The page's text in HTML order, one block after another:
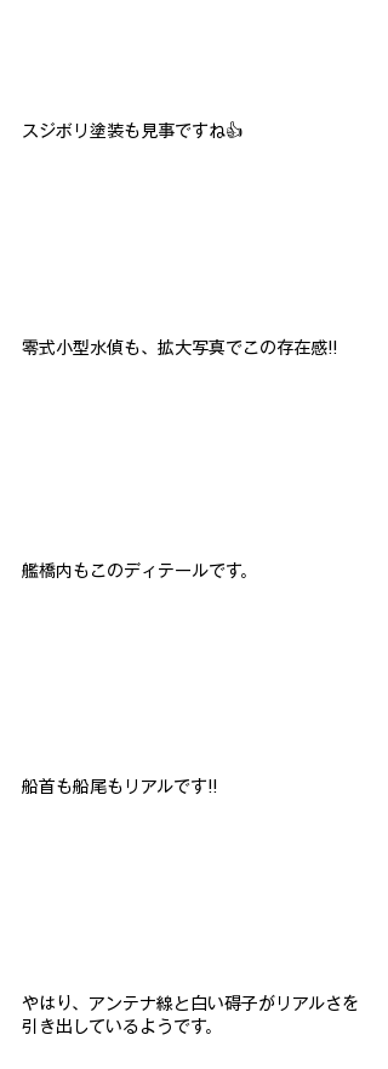
スジボリ塗装も見事ですね👍
零式小型水偵も、拡大写真でこの存在感!!
艦橋内もこのディテールです。
船首も船尾もリアルです!!
やはり、アンテナ線と白い碍子がリアルさを
引き出しているようです。